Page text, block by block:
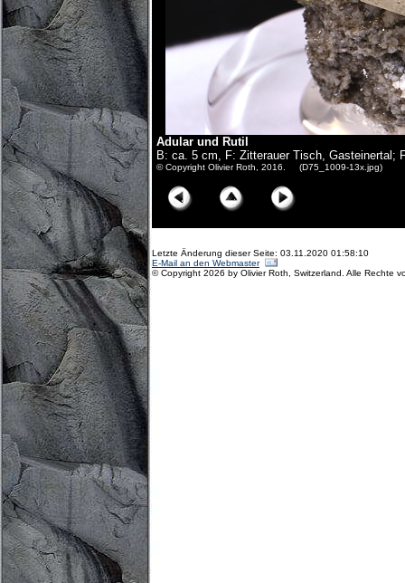
Adular und Rutil
B: ca. 5 cm, F: Zitterauer Tisch, Gasteinertal;
© Copyright Olivier Roth, 2016. (D75_1009-13x.jpg)
Letzte Änderung dieser Seite: 03.11.2020 01:58:10
E-Mail an den Webmaster
© Copyright 2026 by Olivier Roth, Switzerland. Alle Rechte